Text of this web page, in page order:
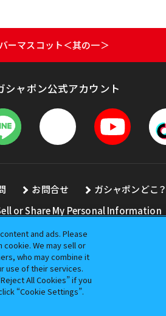
ーマスコット＜其の一＞
シャポン公式アカウント
お問合せ ガシャポンどこ？
or Share My Personal Information
無断転用、転載をお断りします。
and ads. Please
We may sell or
who may combine it
use of their services.
All Cookies” if you
“Cookie Settings”.